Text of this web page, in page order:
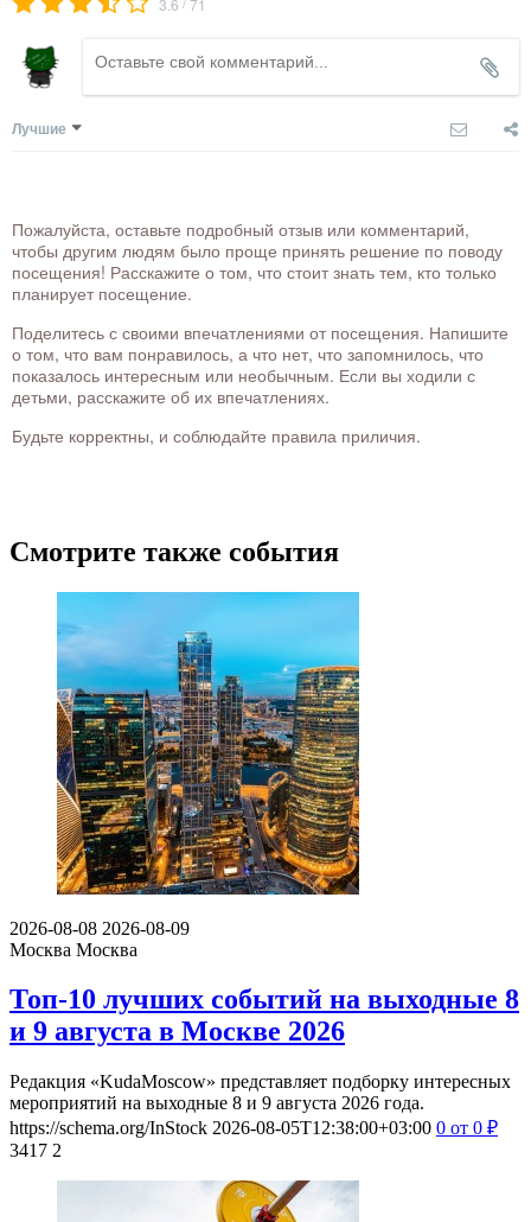
Лучшие
Пожалуйста, оставьте подробный отзыв или комментарий,
чтобы другим людям было проще принять решение по поводу
посещения! Расскажите о том, что стоит знать тем, кто только
планирует посещение.
Поделитесь с своими впечатлениями от посещения. Напишите
о том, что вам понравилось, а что нет, что запомнилось, что
показалось интересным или необычным. Если вы ходили с
детьми, расскажите об их впечатлениях.
Будьте корректны, и соблюдайте правила приличия.
Смотрите также события
2026-08-08 2026-08-09
Москва Москва
Топ-10 лучших событий на выходные 8
и 9 августа в Москве 2026
Редакция «KudaMoscow» представляет подборку интересных
мероприятий на выходные 8 и 9 августа 2026 года.
https://schema.org/InStock 2026-08-05T12:38:00+03:00 0 от 0 ₽
3417 2